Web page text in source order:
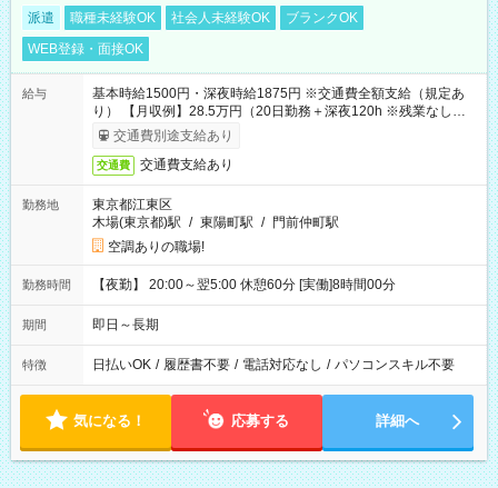
派遣 職種未経験OK 社会人未経験OK
ブランクOK
WEB登録・面接OK
給与
基本時給1500円・深夜時給1875円 ※交通費全額支給（規定あ
り） 【月収例】28.5万円（20日勤務＋深夜120h ※残業なしの場
合）交通費別途支給あり
交通費 交通費支給あり
勤務地
東京都江東区
木場(東京都)駅 / 東陽町駅 / 門前仲町駅
空調ありの職場!
勤務時間 【夜勤】 20:00～翌5:00 休憩60分 [実働]8時間00分
期間 即日～長期
特徴 日払いOK / 履歴書不要 / 電話対応なし / パソコンスキル不要
気になる！ 応募する 詳細へ